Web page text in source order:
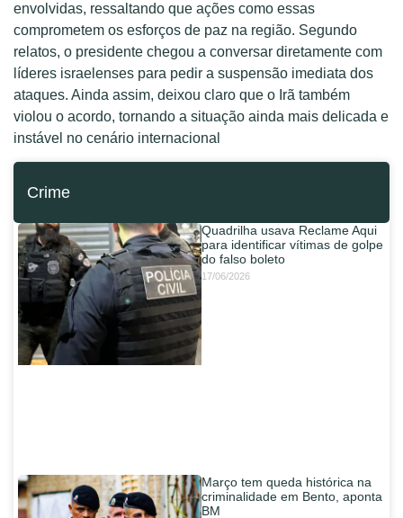
envolvidas, ressaltando que ações como essas
comprometem os esforços de paz na região. Segundo
relatos, o presidente chegou a conversar diretamente com
líderes israelenses para pedir a suspensão imediata dos
ataques. Ainda assim, deixou claro que o Irã também
violou o acordo, tornando a situação ainda mais delicada e
instável no cenário internacional
Crime
Quadrilha usava Reclame Aqui
para identificar vítimas de golpe
do falso boleto
17/06/2026
Março tem queda histórica na
criminalidade em Bento, aponta
BM